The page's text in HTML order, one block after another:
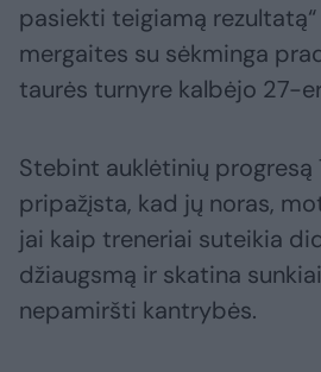
pasiekti teigiamą
mergaites su sėkminga
taurės turnyre kalbėjo 27-
Stebint auklėtinių progresą
pripažįsta, kad jų noras,
jai kaip treneriai suteikia
džiaugsmą ir skatina
nepamiršti kantrybės.